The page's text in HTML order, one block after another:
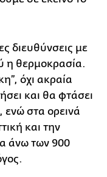
διευθύνσεις με
η θερμοκρασία.
όχι ακραία
και θα φτάσει
στα ορεινά
και την
άνω των 900